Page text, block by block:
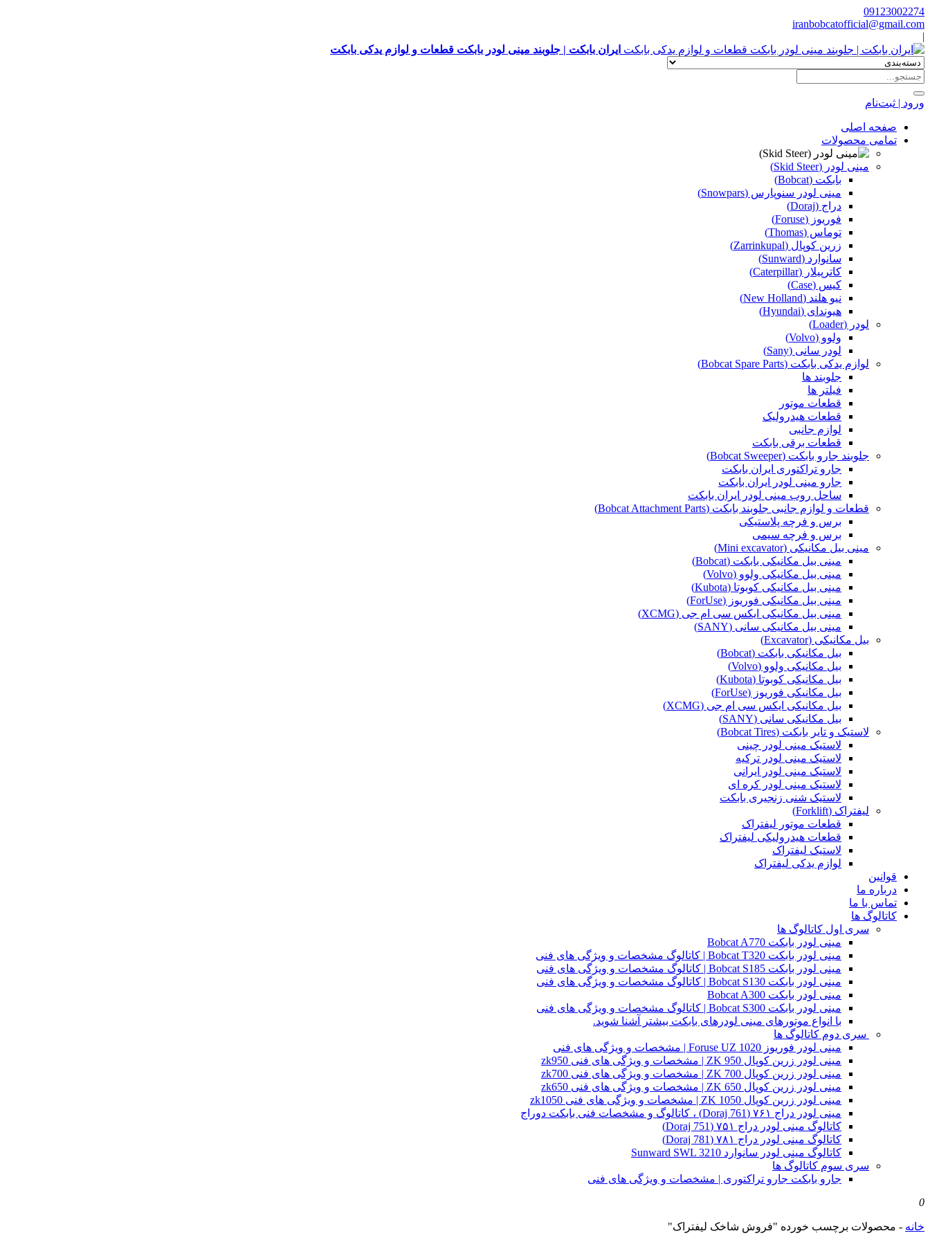
09123002274
iranbobcatofficial@gmail.com
|
ایران بابکت | جلوبند مینی لودر بابکت قطعات و لوازم یدکی بابکت
ورود | ثبت‌نام
صفحه اصلی
تمامی محصولات
مینی لودر (Skid Steer)
بابکت (Bobcat)
مینی لودر سنوپارس (Snowpars)
دراج (Doraj)
فوریوز (Foruse)
توماس (Thomas)
زرین کوپال (Zarrinkupal)
سانوارد (Sunward)
کاترپیلار (Caterpillar)
کیس (Case)
نیو هلند (New Holland)
هیوندای (Hyundai)
لودر (Loader)
ولوو (Volvo)
لودر سانی (Sany)
لوازم یدکی بابکت (Bobcat Spare Parts)
جلوبند ها
فیلتر ها
قطعات موتور
قطعات هیدرولیک
لوازم جانبی
قطعات برقی بابکت
جلوبند جارو بابکت (Bobcat Sweeper)
جارو تراکتوری ایران بابکت
جارو مینی لودر ایران بابکت
ساحل روب مینی لودر ایران بابکت
قطعات و لوازم جانبی جلوبند بابکت (Bobcat Attachment Parts)
برس و فرچه پلاستیکی
برس و فرچه سیمی
مینی بیل مکانیکی (Mini excavator)
مینی بیل مکانیکی بابکت (Bobcat)
مینی بیل مکانیکی ولوو (Volvo)
مینی بیل مکانیکی کوبوتا (Kubota)
مینی بیل مکانیکی فوریوز (ForUse)
مینی بیل مکانیکی ایکس سی ام جی (XCMG)
مینی بیل مکانیکی سانی (SANY)
بیل مکانیکی (Excavator)
بیل مکانیکی بابکت (Bobcat)
بیل مکانیکی ولوو (Volvo)
بیل مکانیکی کوبوتا (Kubota)
بیل مکانیکی فوریوز (ForUse)
بیل مکانیکی ایکس سی ام جی (XCMG)
بیل مکانیکی سانی (SANY)
لاستیک و تایر بابکت (Bobcat Tires)
لاستیک مینی لودر چینی
لاستیک مینی لودر ترکیه
لاستیک مینی لودر ایرانی
لاستیک مینی لودر کره ای
لاستیک شنی زنجیری بابکت
لیفتراک (Forklift)
قطعات موتور لیفتراک
قطعات هیدرولیکی لیفتراک
لاستیک لیفتراک
لوازم یدکی لیفتراک
قوانین
درباره ما
تماس با ما
کاتالوگ ها
سری اول کاتالوگ ها
مینی لودر بابکت Bobcat A770
مینی لودر بابکت Bobcat T320 | کاتالوگ مشخصات و ویژگی های فنی
مینی لودر بابکت Bobcat S185 | کاتالوگ مشخصات و ویژگی های فنی
مینی لودر بابکت Bobcat S130 | کاتالوگ مشخصات و ویژگی های فنی
مینی لودر بابکت Bobcat A300
مینی لودر بابکت Bobcat S300 | کاتالوگ مشخصات و ویژگی های فنی
با انواع موتورهای مینی لودرهای بابکت بیشتر آشنا شوید.
سری دوم کاتالوگ ها
مینی لودر فوریوز Foruse UZ 1020 | مشخصات و ویژگی های فنی
مینی لودر زرین کوپال ZK 950 | مشخصات و ویژگی های فنی zk950
مینی لودر زرین کوپال ZK 700 | مشخصات و ویژگی های فنی zk700
مینی لودر زرین کوپال ZK 650 | مشخصات و ویژگی های فنی zk650
مینی لودر زرین کوپال ZK 1050 | مشخصات و ویژگی های فنی zk1050
مینی لودر دراج ۷۶۱ (Doraj 761) ، کاتالوگ و مشخصات فنی بابکت دوراج
کاتالوگ مینی لودر دراج ۷۵۱ (Doraj 751)
کاتالوگ مینی لودر دراج ۷۸۱ (Doraj 781)
کاتالوگ مینی لودر سانوارد Sunward SWL 3210
سری سوم کاتالوگ ها
جارو بابکت جارو تراکتوری | مشخصات و ویژگی های فنی
0
خانه - محصولات برچسب خورده "فروش شاخک لیفتراک"